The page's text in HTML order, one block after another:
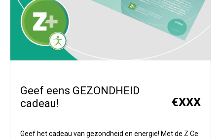
Geef eens GEZONDHEID
cadeau!
€XXX
Geef het cadeau van gezondheid en energie! Met de Z Ce